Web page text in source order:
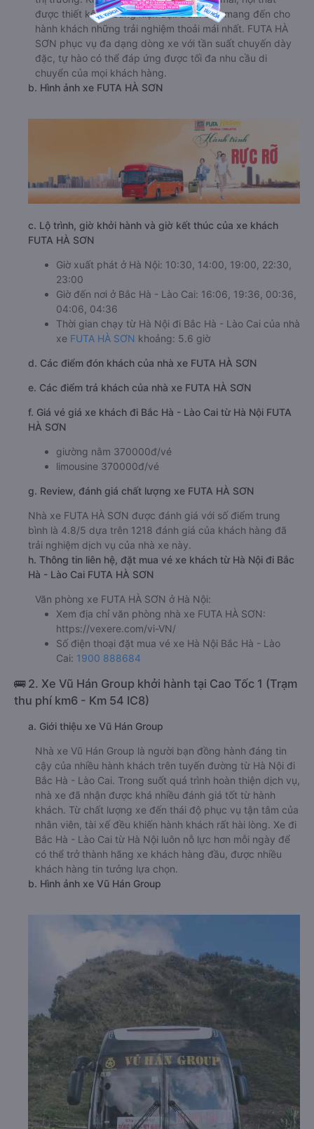
được thiết kế vô cùng hiện đại. Đảm bảo mang đến cho
hành khách những trải nghiệm thoải mái nhất. FUTA HÀ
SƠN phục vụ đa dạng dòng xe với tần suất chuyến dày
đặc, tự hào có thể đáp ứng được tối đa nhu cầu di
chuyển của mọi khách hàng.
b. Hình ảnh xe FUTA HÀ SƠN
c. Lộ trình, giờ khởi hành và giờ kết thúc của xe khách
FUTA HÀ SƠN
Giờ xuất phát ở Hà Nội: 10:30, 14:00, 19:00, 22:30,
23:00
Giờ đến nơi ở Bắc Hà - Lào Cai: 16:06, 19:36, 00:36,
04:06, 04:36
Thời gian chạy từ Hà Nội đi Bắc Hà - Lào Cai của nhà
xe FUTA HÀ SƠN khoảng: 5.6 giờ
d. Các điểm đón khách của nhà xe FUTA HÀ SƠN
e. Các điểm trả khách của nhà xe FUTA HÀ SƠN
f. Giá vé giá xe khách đi Bắc Hà - Lào Cai từ Hà Nội FUTA
HÀ SƠN
giường nằm 370000đ/vé
limousine 370000đ/vé
g. Review, đánh giá chất lượng xe FUTA HÀ SƠN
Nhà xe FUTA HÀ SƠN được đánh giá với số điểm trung
bình là 4.8/5 dựa trên 1218 đánh giá của khách hàng đã
trải nghiệm dịch vụ của nhà xe này.
h. Thông tin liên hệ, đặt mua vé xe khách từ Hà Nội đi Bắc
Hà - Lào Cai FUTA HÀ SƠN
Văn phòng xe FUTA HÀ SƠN ở Hà Nội:
Xem địa chỉ văn phòng nhà xe FUTA HÀ SƠN:
https://vexere.com/vi-VN/
Số điện thoại đặt mua vé xe Hà Nội Bắc Hà - Lào
Cai: 1900 888684
🚌 2. Xe Vũ Hán Group khởi hành tại Cao Tốc 1 (Trạm
thu phí km6 - Km 54 IC8)
a. Giới thiệu xe Vũ Hán Group
Nhà xe Vũ Hán Group là người bạn đồng hành đáng tin
cậy của nhiều hành khách trên tuyến đường từ Hà Nội đi
Bắc Hà - Lào Cai. Trong suốt quá trình hoàn thiện dịch vụ,
nhà xe đã nhận được khá nhiều đánh giá tốt từ hành
khách. Từ chất lượng xe đến thái độ phục vụ tận tâm của
nhân viên, tài xế đều khiến hành khách rất hài lòng. Xe đi
Bắc Hà - Lào Cai từ Hà Nội luôn nỗ lực hơn mỗi ngày để
có thể trở thành hãng xe khách hàng đầu, được nhiều
khách hàng tin tưởng lựa chọn.
b. Hình ảnh xe Vũ Hán Group